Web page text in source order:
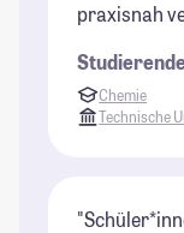
praxisnah
Chemie
Technische